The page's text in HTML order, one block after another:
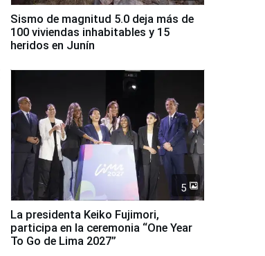
Sismo de magnitud 5.0 deja más de
100 viviendas inhabitables y 15
heridos en Junín
5
La presidenta Keiko Fujimori,
participa en la ceremonia “One Year
To Go de Lima 2027”